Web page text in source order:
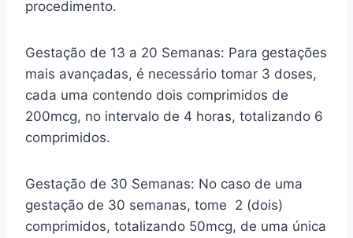
procedimento.
Gestação de 13 a 20 Semanas: Para gestações
mais avançadas, é necessário tomar 3 doses,
cada uma contendo dois comprimidos de
200mcg, no intervalo de 4 horas, totalizando 6
comprimidos.
Gestação de 30 Semanas: No caso de uma
gestação de 30 semanas, tome 2 (dois)
comprimidos, totalizando 50mcg, de uma única